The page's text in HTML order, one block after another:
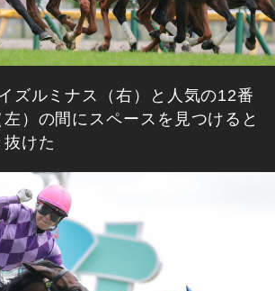
ズルミナス（右）と人気の12番
左）の間にスペースを見つけると
けた